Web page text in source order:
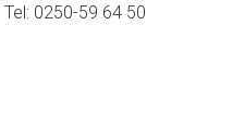
Tel: 0250-59 64 50